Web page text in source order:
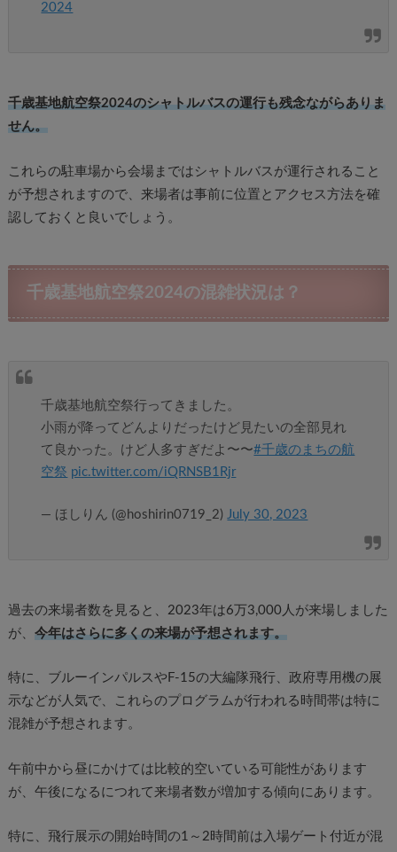
2024
千歳基地航空祭2024のシャトルバスの運行も残念ながらありま
せん。
これらの駐車場から会場まではシャトルバスが運行されること
が予想されますので、来場者は事前に位置とアクセス方法を確
認しておくと良いでしょう。
千歳基地航空祭2024の混雑状況は？
千歳基地航空祭行ってきました。
小雨が降ってどんよりだったけど見たいの全部見れ
て良かった。けど人多すぎだよ〜〜#千歳のまちの航
空祭 pic.twitter.com/iQRNSB1Rjr
— ほしりん (@hoshirin0719_2) July 30, 2023
過去の来場者数を見ると、2023年は6万3,000人が来場しました
が、 今年はさらに多くの来場が予想されます。
特に、ブルーインパルスやF-15の大編隊飛行、政府専用機の展
示などが人気で、これらのプログラムが行われる時間帯は特に
混雑が予想されます。
午前中から昼にかけては比較的空いている可能性があります
が、午後になるにつれて来場者数が増加する傾向にあります。
特に、飛行展示の開始時間の1～2時間前は入場ゲート付近が混